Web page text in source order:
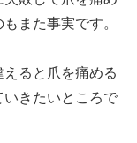
また事実です。
ると爪を痛める
きたいところで